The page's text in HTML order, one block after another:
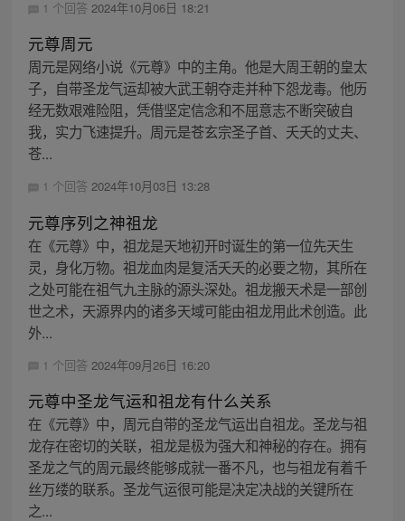
1 个回答 2024年10月06日 18:21
元尊周元
周元是网络小说《元尊》中的主角。他是大周王朝的皇太
子，自带圣龙气运却被大武王朝夺走并种下怨龙毒。他历
经无数艰难险阻，凭借坚定信念和不屈意志不断突破自
我，实力飞速提升。周元是苍玄宗圣子首、夭夭的丈夫、
苍...
1 个回答 2024年10月03日 13:28
元尊序列之神祖龙
在《元尊》中，祖龙是天地初开时诞生的第一位先天生
灵，身化万物。祖龙血肉是复活夭夭的必要之物，其所在
之处可能在祖气九主脉的源头深处。祖龙搬天术是一部创
世之术，天源界内的诸多天域可能由祖龙用此术创造。此
外...
1 个回答 2024年09月26日 16:20
元尊中圣龙气运和祖龙有什么关系
在《元尊》中，周元自带的圣龙气运出自祖龙。圣龙与祖
龙存在密切的关联，祖龙是极为强大和神秘的存在。拥有
圣龙之气的周元最终能够成就一番不凡，也与祖龙有着千
丝万缕的联系。圣龙气运很可能是决定决战的关键所在
之...